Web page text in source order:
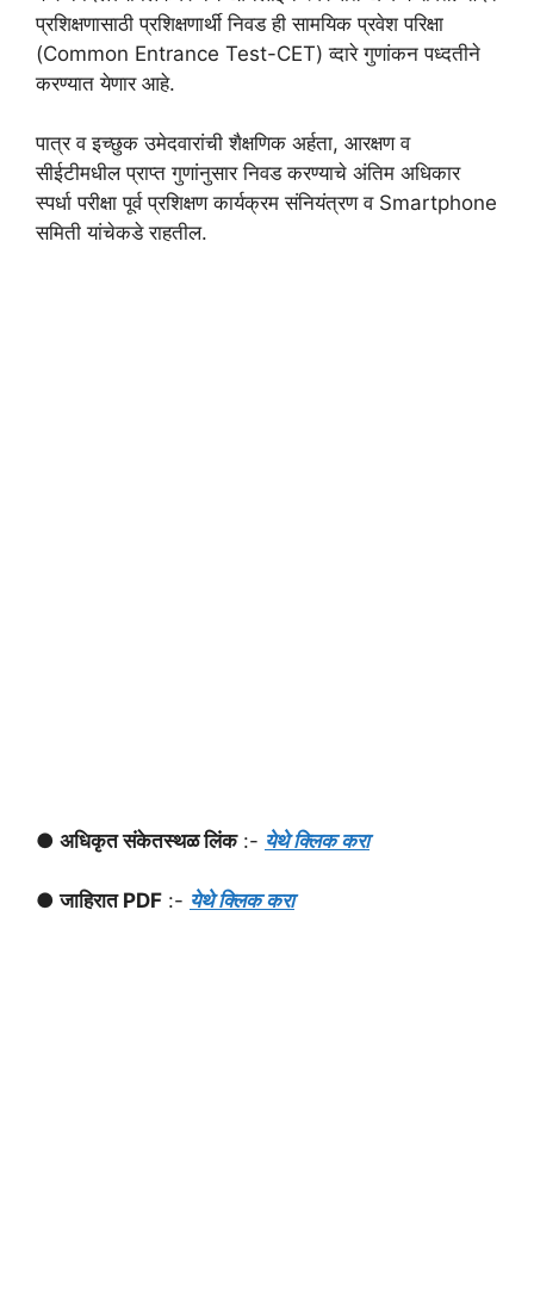
प्रशिक्षणासाठी प्रशिक्षणार्थी निवड ही सामयिक प्रवेश परिक्षा
(Common Entrance Test-CET) व्दारे गुणांकन पध्दतीने
करण्यात येणार आहे.
पात्र व इच्छुक उमेदवारांची शैक्षणिक अर्हता, आरक्षण व
सीईटीमधील प्राप्त गुणांनुसार निवड करण्याचे अंतिम अधिकार
स्पर्धा परीक्षा पूर्व प्रशिक्षण कार्यक्रम संनियंत्रण व Smartphone
समिती यांचेकडे राहतील.
● अधिकृत संकेतस्थळ लिंक:- येथे क्लिक करा
● जाहिरात PDF :- येथे क्लिक करा